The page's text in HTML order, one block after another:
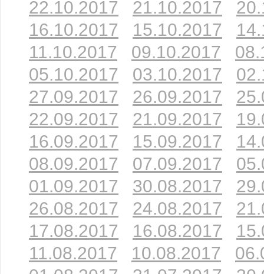
22.10.2017
21.10.2017
16.10.2017
15.10.2017
11.10.2017
09.10.2017
05.10.2017
03.10.2017
27.09.2017
26.09.2017
22.09.2017
21.09.2017
16.09.2017
15.09.2017
08.09.2017
07.09.2017
01.09.2017
30.08.2017
26.08.2017
24.08.2017
17.08.2017
16.08.2017
11.08.2017
10.08.2017